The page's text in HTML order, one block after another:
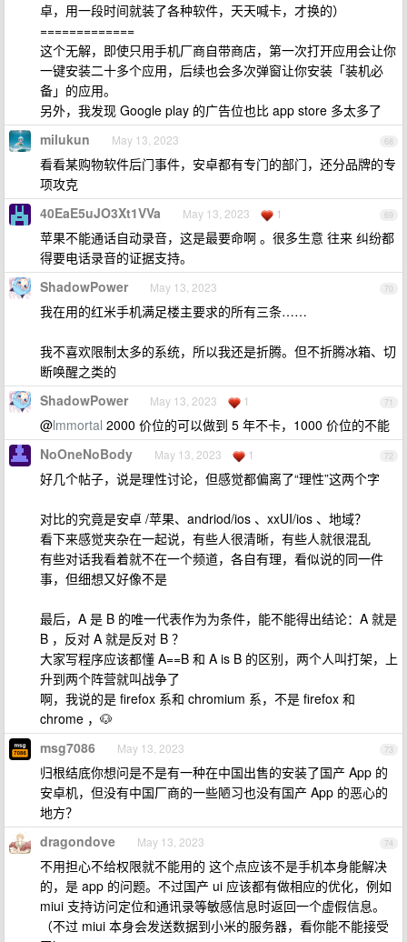
卓，用一段时间就装了各种软件，天天喊卡，才换的）
=============
这个无解，即使只用手机厂商自带商店，第一次打开应用会让你
一键安装二十多个应用，后续也会多次弹窗让你安装「装机必
备」的应用。
另外，我发现 Google play 的广告位也比 app store 多太多了
68
milukun May 13, 2023
看看某购物软件后门事件，安卓都有专门的部门，还分品牌的专
项攻克
69
40EaE5uJO3Xt1VVa May 13, 2023 1
苹果不能通话自动录音，这是最要命啊 。很多生意 往来 纠纷都
得要电话录音的证据支持。
70
ShadowPower May 13, 2023
我在用的红米手机满足楼主要求的所有三条……
我不喜欢限制太多的系统，所以我还是折腾。但不折腾冰箱、切
断唤醒之类的
71
ShadowPower May 13, 2023 1
@lmmortal 2000 价位的可以做到 5 年不卡，1000 价位的不能
72
NoOneNoBody May 13, 2023 1
好几个帖子，说是理性讨论，但感觉都偏离了“理性”这两个字
对比的究竟是安卓 /苹果、andriod/ios 、xxUI/ios 、地域？
看下来感觉夹杂在一起说，有些人很清晰，有些人就很混乱
有些对话我看着就不在一个频道，各自有理，看似说的同一件
事，但细想又好像不是
最后，A 是 B 的唯一代表作为为条件，能不能得出结论：A 就是
B ，反对 A 就是反对 B ？
大家写程序应该都懂 A==B 和 A is B 的区别，两个人叫打架，上
升到两个阵营就叫战争了
啊，我说的是 firefox 系和 chromium 系，不是 firefox 和
chrome ，🐶
73
msg7086 May 13, 2023
归根结底你想问是不是有一种在中国出售的安装了国产 App 的
安卓机，但没有中国厂商的一些陋习也没有国产 App 的恶心的
地方？
74
dragondove May 13, 2023
不用担心不给权限就不能用的 这个点应该不是手机本身能解决
的，是 app 的问题。不过国产 ui 应该都有做相应的优化，例如
miui 支持访问定位和通讯录等敏感信息时返回一个虚假信息。
（不过 miui 本身会发送数据到小米的服务器，看你能不能接受